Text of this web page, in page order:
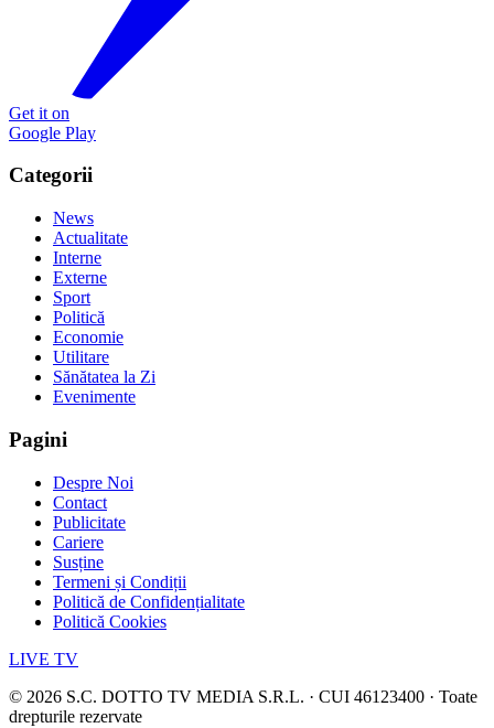
Get it on
Google Play
Categorii
News
Actualitate
Interne
Externe
Sport
Politică
Economie
Utilitare
Sănătatea la Zi
Evenimente
Pagini
Despre Noi
Contact
Publicitate
Cariere
Susține
Termeni și Condiții
Politică de Confidențialitate
Politică Cookies
LIVE TV
© 2026 S.C. DOTTO TV MEDIA S.R.L. · CUI 46123400 · Toate
drepturile rezervate